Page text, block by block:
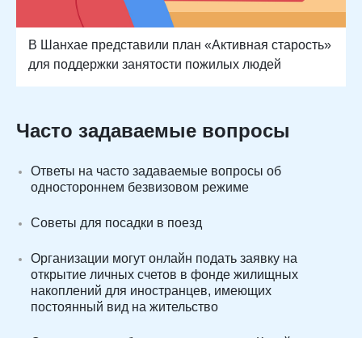
В Шанхае представили план «Активная старость»
для поддержки занятости пожилых людей
Часто задаваемые вопросы
Ответы на часто задаваемые вопросы об
одностороннем безвизовом режиме
Советы для посадки в поезд
Организации могут онлайн подать заявку на
открытие личных счетов в фонде жилищных
накоплений для иностранцев, имеющих
постоянный вид на жительство